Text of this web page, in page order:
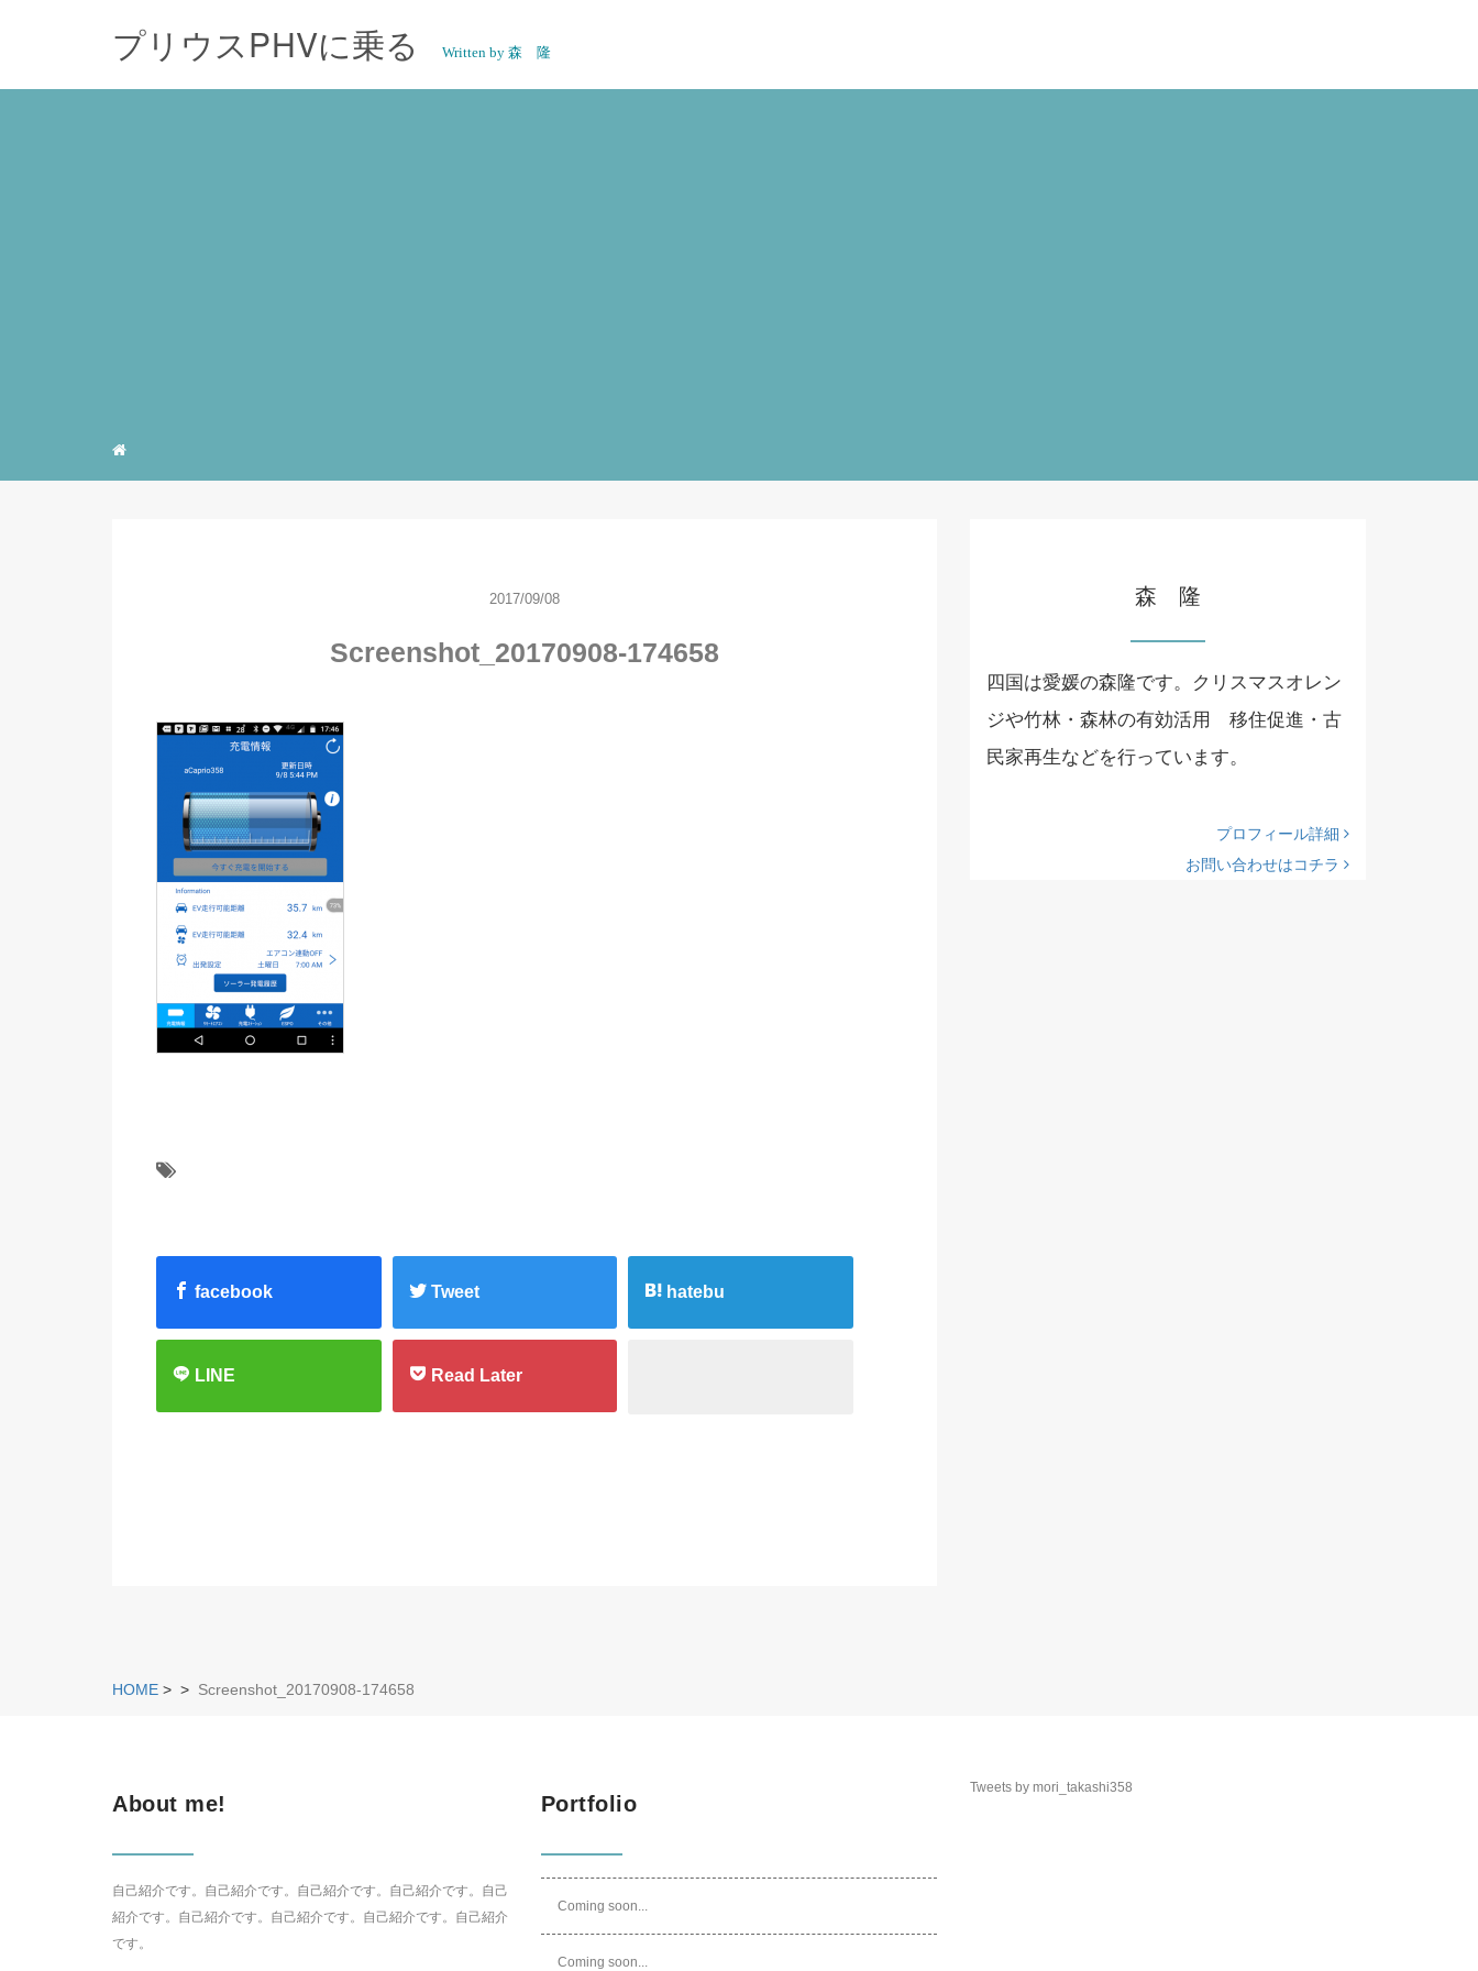
プリウスPHVに乗る Written by 森 隆
2017/09/08
Screenshot_20170908-174658
facebook Tweet hatebu
LINE Read Later
森 隆
四国は愛媛の森隆です。クリスマスオレン
ジや竹林・森林の有効活用 移住促進・古
民家再生などを行っています。
プロフィール詳細
お問い合わせはコチラ
HOME > > Screenshot_20170908-174658
About me!
自己紹介です。自己紹介です。自己紹介です。自己紹介です。自己
紹介です。自己紹介です。自己紹介です。自己紹介です。自己紹介
です。
Portfolio
Coming soon...
Coming soon...
Tweets by mori_takashi358